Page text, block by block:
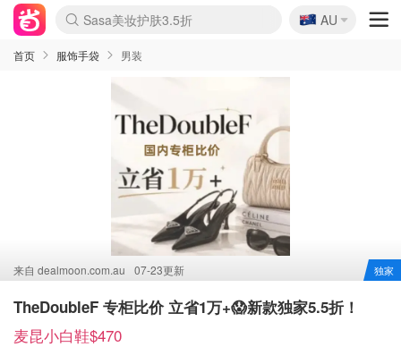
lululemon折扣上新
Sasa美妆护肤3.5折
SSENSE年中3折
FreshBeauty好价汇总
Cettire降价+叠9折
Farfetch折上8折
WWS Coles超市实拍
viagogo二手票捡漏
Myer清仓1折起
The Outnet奢牌1折起
David Jones 3折起
Flannels大牌1折
Perfumes Club护肤1折
AMIRO返校季6.2折
Oweek抽奖送Airpods
Amazon折扣汇总
eToro入金$200送$50
Amazon数码好物
ICONIC本周7.5折
ThedoubleF高奢地板价
Moose Knuckles 6折
丝芙兰5折起
EUFY官网3.7折起
Selenichast首饰2折
Trip机票酒店促销
YSL送5件彩妆礼
Amazon家居好物
BIGBANG巡演开票
David Jones时尚3折
Amazon美妆护肤
雅漾大喷$8
过敏原检测盒$33
伊索独家赠50ml沐浴露
科颜氏清仓3折
SEALIFE海洋馆门票6折
丝塔芙大白罐$16
订阅Newsletter送香薰
Cult Beauty 6.8折
Harrods圣诞日历2.3折
LN-CC奢牌私促3折
d'Alba空姐喷雾$16
EVE LOM套装逆天2折
Bernardelli独家4折
Adore Beauty 6折起
CT圣诞日历
Mytheresa奢品2.7折
Luxury Escapes 9折
Currentbody美容仪9折
MOON Garden Live
ALLSAINTS美衣3折
Roborock扫地机3.7折
Tingo Life水杯$24
Valentino官网5折
CR洗发护发6.3折
🇦🇺
AU
首页 服饰手袋 男装
来自 dealmoon.com.au 07-23更新 独家
TheDoubleF 专柜比价 立省1万+😱新款独家5.5折！
麦昆小白鞋$470